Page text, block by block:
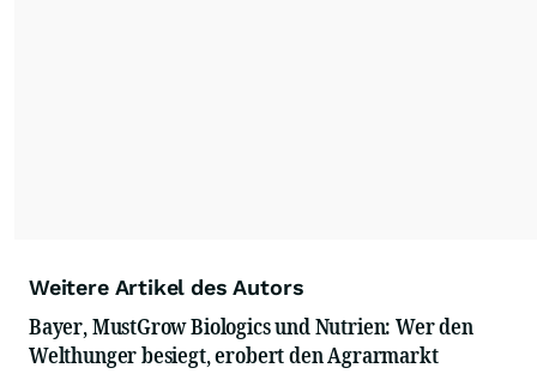
Weitere Artikel des Autors
Bayer, MustGrow Biologics und Nutrien: Wer den
Welthunger besiegt, erobert den Agrarmarkt